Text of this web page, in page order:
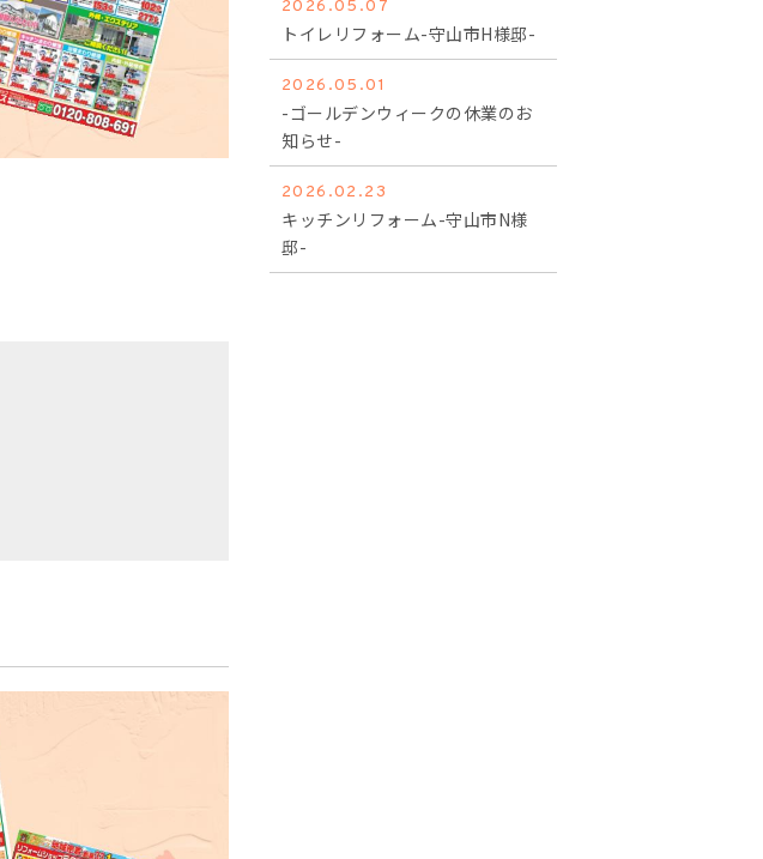
2026.05.07
トイレリフォーム-守山市H様邸-
2026.05.01
-ゴールデンウィークの休業のお
知らせ-
2026.02.23
キッチンリフォーム-守山市N様
邸-